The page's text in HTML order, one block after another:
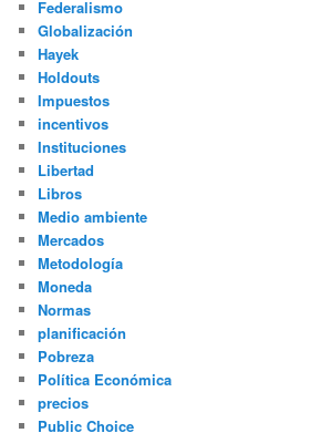
Federalismo
Globalización
Hayek
Holdouts
Impuestos
incentivos
Instituciones
Libertad
Libros
Medio ambiente
Mercados
Metodología
Moneda
Normas
planificación
Pobreza
Política Económica
precios
Public Choice